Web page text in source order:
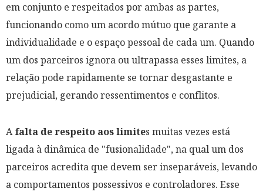
em conjunto e respeitados por ambas as partes,
funcionando como um acordo mútuo que garante a
individualidade e o espaço pessoal de cada um. Quando
um dos parceiros ignora ou ultrapassa esses limites, a
relação pode rapidamente se tornar desgastante e
prejudicial, gerando ressentimentos e conflitos.
Afalta de respeito aos limites muitas vezes está
ligada à dinâmica de "fusionalidade", na qual um dos
parceiros acredita que devem ser inseparáveis, levando
a comportamentos possessivos e controladores. Esse